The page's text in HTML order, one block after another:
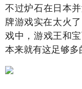
不过炉石在日本
牌游戏实在太火
戏中，游戏王和
本来就有这足够多